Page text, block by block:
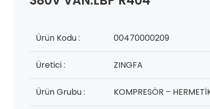
Ürün Kodu : 00470000209
Üretici : ZINGFA
Ürün Grubu : KOMPRESÖR –